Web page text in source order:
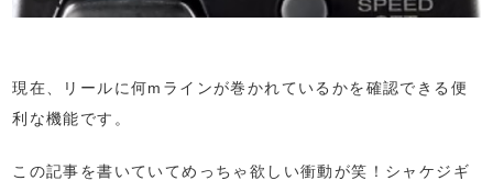
現在、リールに何mラインが巻かれているかを確認できる便
利な機能です。
この記事を書いていてめっちゃ欲しい衝動が笑！シャケジギ